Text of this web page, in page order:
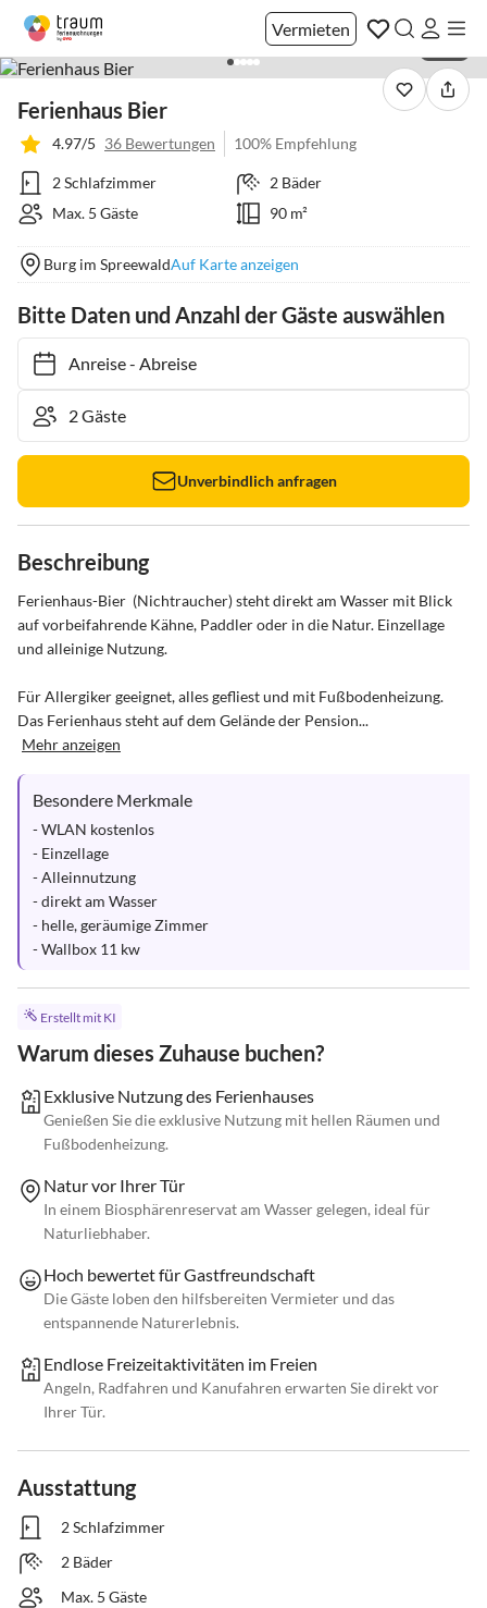
Vermieten
Ferienhaus Bier
4.97/5 36 Bewertungen 100% Empfehlung
2 Schlafzimmer
2 Bäder
Max. 5 Gäste
90 m²
Burg im SpreewaldAuf Karte anzeigen
Bitte Daten und Anzahl der Gäste auswählen
Anreise- Abreise
Unverbindlich anfragen
Beschreibung
Ferienhaus-Bier  (Nichtraucher) steht direkt am Wasser mit Blick
auf vorbeifahrende Kähne, Paddler oder in die Natur. Einzellage
und alleinige Nutzung.
Für Allergiker geeignet, alles gefliest und mit Fußbodenheizung.
Das Ferienhaus steht auf dem Gelände der Pension...
Mehr anzeigen
Besondere Merkmale
- WLAN kostenlos
- Einzellage
- Alleinnutzung
- direkt am Wasser
- helle, geräumige Zimmer
- Wallbox 11 kw
Erstellt mit KI
Warum dieses Zuhause buchen?
Exklusive Nutzung des Ferienhauses
Genießen Sie die exklusive Nutzung mit hellen Räumen und
Fußbodenheizung.
Natur vor Ihrer Tür
In einem Biosphärenreservat am Wasser gelegen, ideal für
Naturliebhaber.
Hoch bewertet für Gastfreundschaft
Die Gäste loben den hilfsbereiten Vermieter und das
entspannende Naturerlebnis.
Endlose Freizeitaktivitäten im Freien
Angeln, Radfahren und Kanufahren erwarten Sie direkt vor
Ihrer Tür.
Ausstattung
2 Schlafzimmer
2 Bäder
Max. 5 Gäste